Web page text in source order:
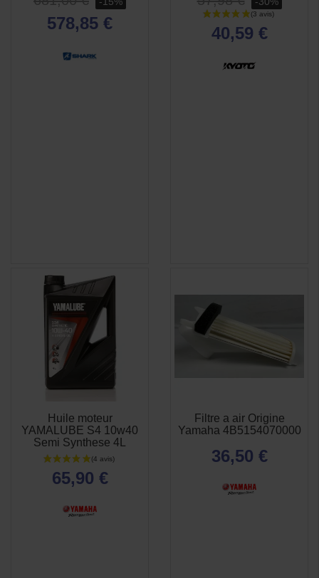
578,85 €
40,59 €
Huile moteur
YAMALUBE S4 10w40
Semi Synthese 4L
65,90 €
Filtre a air Origine
Yamaha 4B5154070000
36,50 €
APERÇU
RAPIDE
 APERÇU
RAPIDE